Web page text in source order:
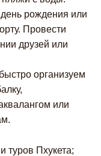
рождения или
Провести
друзей или
организуем
или
туров Пхукета;